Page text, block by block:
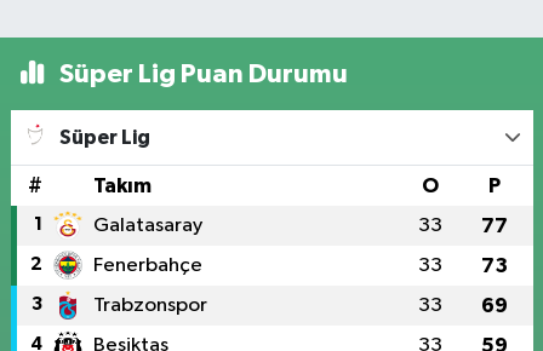
Süper Lig Puan Durumu
Süper Lig
# Takım O P
1 Galatasaray 33 77
2 Fenerbahçe 33 73
3 Trabzonspor 33 69
4 Beşiktaş 33 59